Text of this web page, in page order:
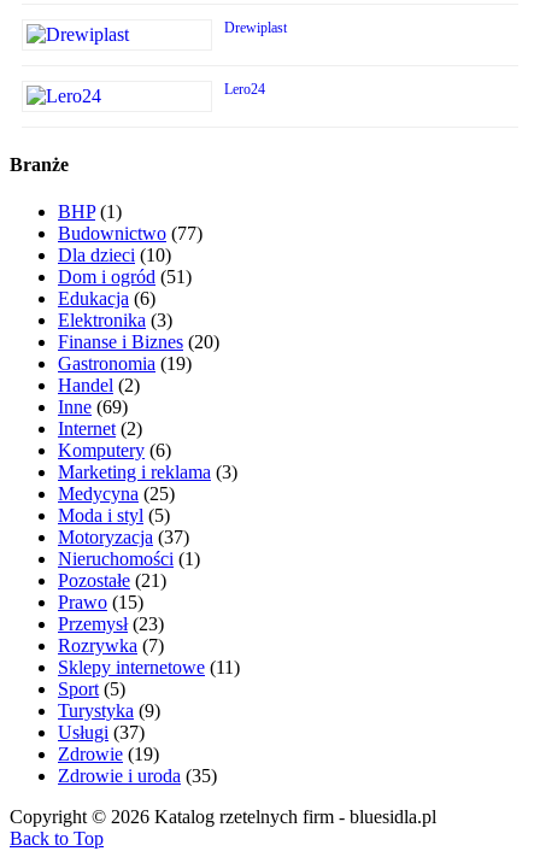
Drewiplast
Lero24
Branże
BHP(1)
Budownictwo (77)
Dla dzieci (10)
Dom i ogród (51)
Edukacja (6)
Elektronika (3)
Finanse i Biznes (20)
Gastronomia (19)
Handel (2)
Inne (69)
Internet (2)
Komputery (6)
Marketing i reklama (3)
Medycyna (25)
Moda i styl (5)
Motoryzacja (37)
Nieruchomości (1)
Pozostałe (21)
Prawo (15)
Przemysł(23)
Rozrywka (7)
Sklepy internetowe (11)
Sport (5)
Turystyka (9)
Usługi (37)
Zdrowie (19)
Zdrowie i uroda (35)
Copyright © 2026 Katalog rzetelnych firm - bluesidla.pl
Back to Top